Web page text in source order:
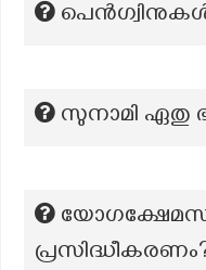
സുനാമി ഏതു